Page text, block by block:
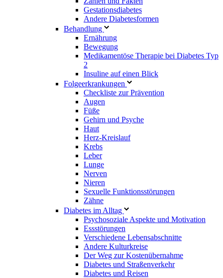
Gestationsdiabetes
Andere Diabetesformen
Behandlung
Ernährung
Bewegung
Medikamentöse Therapie bei Diabetes Typ
2
Insuline auf einen Blick
Folgeerkrankungen
Checkliste zur Prävention
Augen
Füße
Gehirn und Psyche
Haut
Herz-Kreislauf
Krebs
Leber
Lunge
Nerven
Nieren
Sexuelle Funktionsstörungen
Zähne
Diabetes im Alltag
Psychosoziale Aspekte und Motivation
Essstörungen
Verschiedene Lebensabschnitte
Andere Kulturkreise
Der Weg zur Kostenübernahme
Diabetes und Straßenverkehr
Diabetes und Reisen